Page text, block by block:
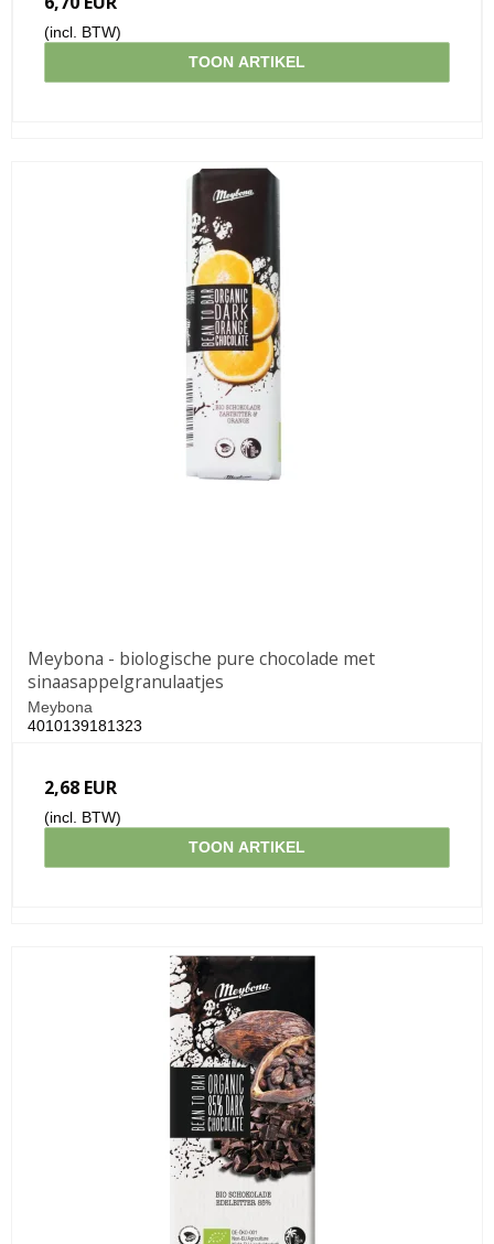
(incl. BTW)
TOON ARTIKEL
Meybona - biologische pure chocolade met
sinaasappelgranulaatjes
Meybona
4010139181323
2,68 EUR
(incl. BTW)
TOON ARTIKEL